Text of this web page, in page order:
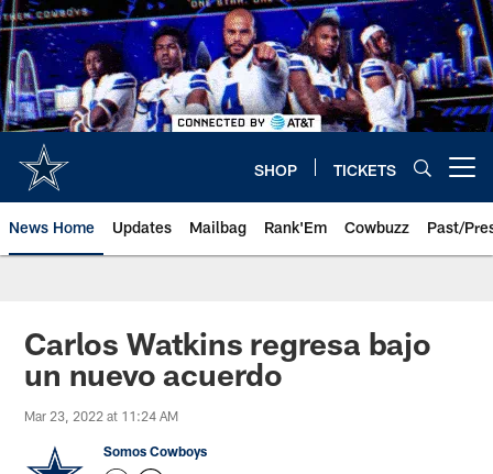
Skip
to
main
content
SHOP TICKETS
News Home Updates Mailbag Rank'Em Cowbuzz Past/
Carlos Watkins regresa bajo
un nuevo acuerdo
Mar 23, 2022 at 11:24 AM
Somos Cowboys